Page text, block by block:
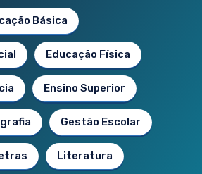
Básica
Educação Física
Ensino Superior
Gestão Escolar
Literatura